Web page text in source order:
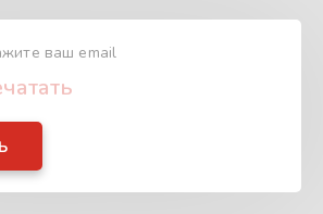
ваш email